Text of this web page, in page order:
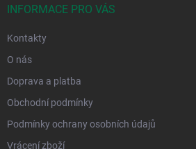
INFORMACE PRO VÁS
Kontakty
O nás
Doprava a platba
Obchodní podmínky
Podmínky ochrany osobních údajů
Vrácení zboží